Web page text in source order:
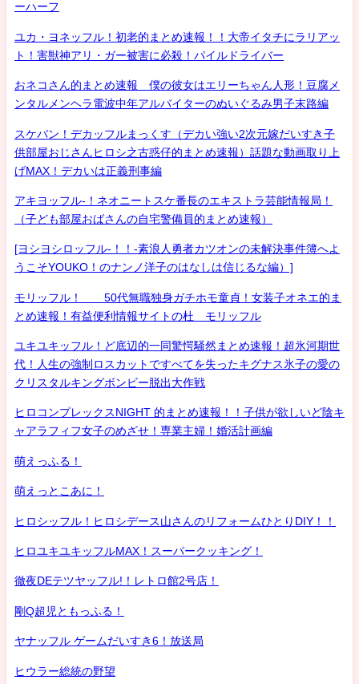
ーハーフ
ユカ・ヨネッフル！初老的まとめ速報！！大帝イタチにラリアッ
ト！害獣神アリ・ガー被害に必殺！パイルドライバー
おネコさん的まとめ速報 僕の彼女はエリーちゃん人形！豆腐メ
ンタルメンヘラ電波中年アルバイターのぬいぐるみ男子末路編
スケバン！デカッフルまっくす（デカい強い2次元嫁だいすき子
供部屋おじさんヒロシ之古惑仔的まとめ速報）話題な動画取り上
げMAX！デカいは正義刑事編
アキヨッフル-！ネオニートスケ番長のエキストラ芸能情報局！
（子ども部屋おばさんの自宅警備員的まとめ速報）
[ヨシヨシロッフル-！！-素浪人勇者カツオンの未解決事件簿へよ
うこそYOUKO！のナンノ洋子のはなしは信じるな編）]
モリッフル！ 50代無職独身ガチホモ童貞！女装子オネエ的ま
とめ速報！有益便利情報サイトの杜 モリッフル
ユキユキッフル！ど底辺的一同驚愕騒然まとめ速報！超氷河期世
代！人生の強制ロスカットですべてを失ったキグナス氷子の愛の
クリスタルキングボンビー脱出大作戦
ヒロコンプレックスNIGHT 的まとめ速報！！子供が欲しいど陰キ
ャアラフィフ女子のめざせ！専業主婦！婚活計画編
萌えっふる！
萌えっとこあに！
ヒロシッフル！ヒロシデース山さんのリフォームひとりDIY！！
ヒロユキユキッフルMAX！スーパークッキング！
徹夜DEテツヤッフル!！レトロ館2号店！
剛Q超児ともっふる！
ヤナッフル ゲームだいすき6！放送局
ヒウラー総統の野望